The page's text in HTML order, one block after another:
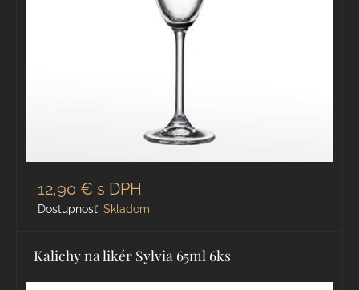
12,90 € s DPH
Dostupnosť: Skladom
Kalichy na likér Sylvia 65ml 6ks